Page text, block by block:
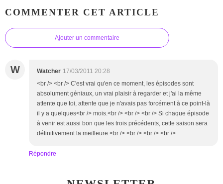
COMMENTER CET ARTICLE
Ajouter un commentaire
W Watcher 17/03/2011 20:28
<br /> <br /> C'est vrai qu'en ce moment, les épisodes sont
absolument géniaux, un vrai plaisir à regarder et j'ai la même
attente que toi, attente que je n'avais pas forcément à ce point-là
il y a quelques<br /> mois.<br /> <br /> <br /> Si chaque épisode
à venir est aussi bon que les trois précédents, cette saison sera
définitivement la meilleure.<br /> <br /> <br /> <br />
Répondre